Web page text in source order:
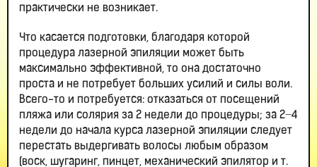
практически не возникает.
Что касается подготовки, благодаря которой
процедура лазерной эпиляции может быть
максимально эффективной, то она достаточно
проста и не потребует больших усилий и силы воли.
Всего-то и потребуется: отказаться от посещений
пляжа или солярия за 2 недели до процедуры; за 2−4
недели до начала курса лазерной эпиляции следует
перестать выдергивать волосы любым образом
(воск, шугаринг, пинцет, механический эпилятор и т.